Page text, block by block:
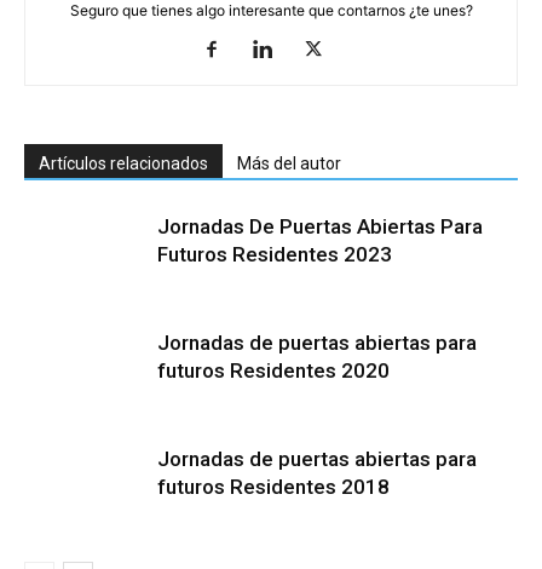
Seguro que tienes algo interesante que contarnos ¿te unes?
Artículos relacionados Más del autor
Jornadas De Puertas Abiertas Para
Futuros Residentes 2023
Jornadas de puertas abiertas para
futuros Residentes 2020
Jornadas de puertas abiertas para
futuros Residentes 2018